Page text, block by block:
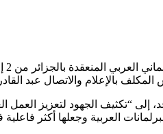
“تكثيف الجهود لتعزيز العمل